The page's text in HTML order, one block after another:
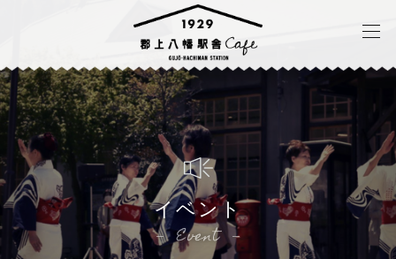
イベント
Event